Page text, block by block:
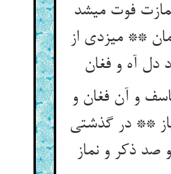
فوت می‏شد
** می‏زدی از
دل آه و فغان‏
و آن فغان و
** در گذشتی
صد ذکر و نماز